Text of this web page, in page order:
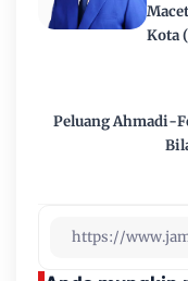
Peluang Ahmadi-
Kota